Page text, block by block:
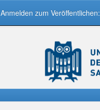
Anmelden zum Veröffentlichen: